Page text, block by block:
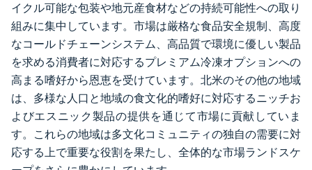
イクル可能な包装や地元産食材などの持続可能性への取り
組みに集中しています。市場は厳格な食品安全規制、高度
なコールドチェーンシステム、高品質で環境に優しい製品
を求める消費者に対応するプレミアム冷凍オプションへの
高まる嗜好から恩恵を受けています。北米のその他の地域
は、多様な人口と地域の食文化的嗜好に対応するニッチお
よびエスニック製品の提供を通じて市場に貢献していま
す。これらの地域は多文化コミュニティの独自の需要に対
応する上で重要な役割を果たし、全体的な市場ランドスケ